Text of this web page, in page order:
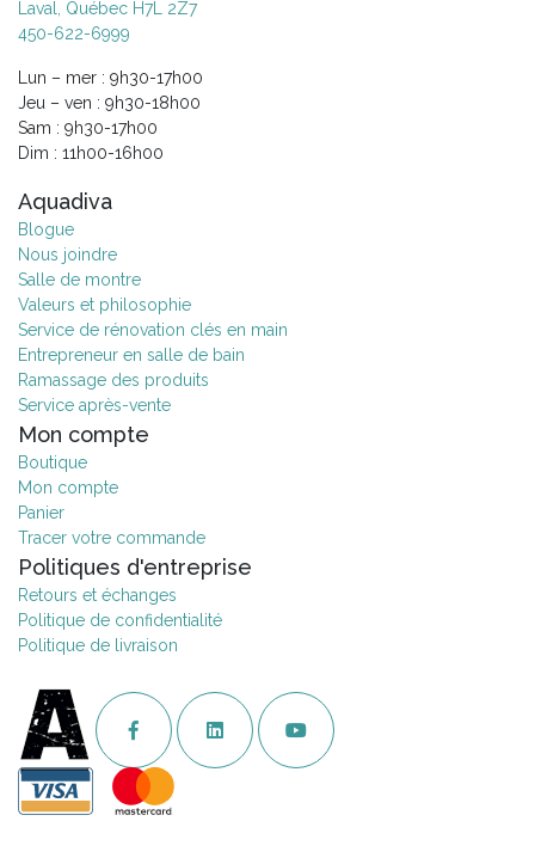
Laval, Québec H7L 2Z7
450-622-6999
Lun – mer : 9h30-17h00
Jeu – ven : 9h30-18h00
Sam : 9h30-17h00
Dim : 11h00-16h00
Aquadiva
Blogue
Nous joindre
Salle de montre
Valeurs et philosophie
Service de rénovation clés en main
Entrepreneur en salle de bain
Ramassage des produits
Service après-vente
Mon compte
Boutique
Mon compte
Panier
Tracer votre commande
Politiques d'entreprise
Retours et échanges
Politique de confidentialité
Politique de livraison